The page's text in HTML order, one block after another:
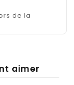
de la
aimer